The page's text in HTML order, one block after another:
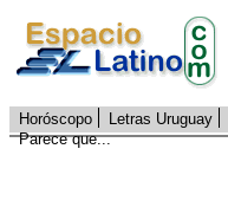
Horóscopo Letras Uruguay
Parece que...